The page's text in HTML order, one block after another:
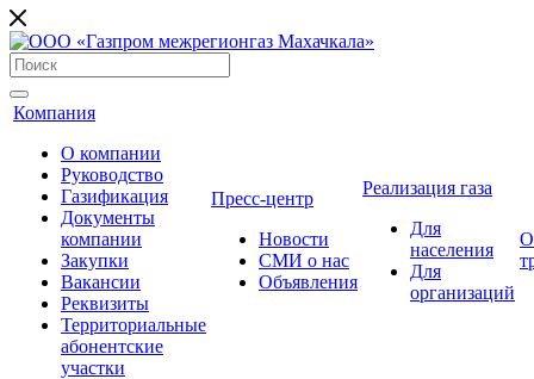
Компания
О компании
Руководство
Газификация
Документы
компании
Закупки
Вакансии
Реквизиты
Территориальные
абонентские
участки
Пресс-центр
Новости
СМИ о нас
Объявления
Реализация газа
Для
населения
Для
организаций